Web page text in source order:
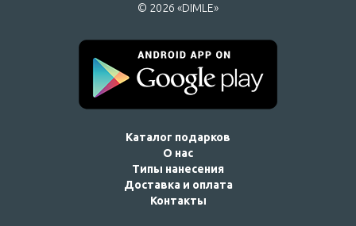
© 2026 «DIMLE»
Каталог подарков
О нас
Типы нанесения
Доставка и оплата
Контакты